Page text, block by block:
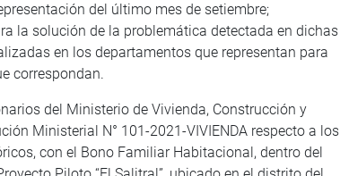
del último mes de setiembre;
la solución de la problemática detectada en dichas
en los departamentos que representan para
correspondan.
del Ministerio de Vivienda, Construcción y
Ministerial N° 101-2021-VIVIENDA respecto a los
con el Bono Familiar Habitacional, dentro del